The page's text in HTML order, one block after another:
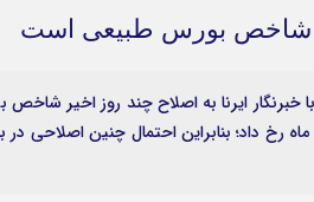
مجلس
احزاب و تشکلها
شاخص بورس طبیعی است
خبرنگار ایرنا به اصلاح چند روز اخیر
رخ داد؛ بنابراین احتمال چنین اصلاحی